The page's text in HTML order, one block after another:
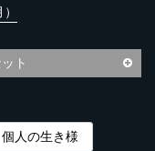
ト
個人の生き様